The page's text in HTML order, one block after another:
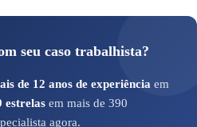
seu caso trabalhista?
de 12 anos de experiência em
estrelas em mais de 390
agora.